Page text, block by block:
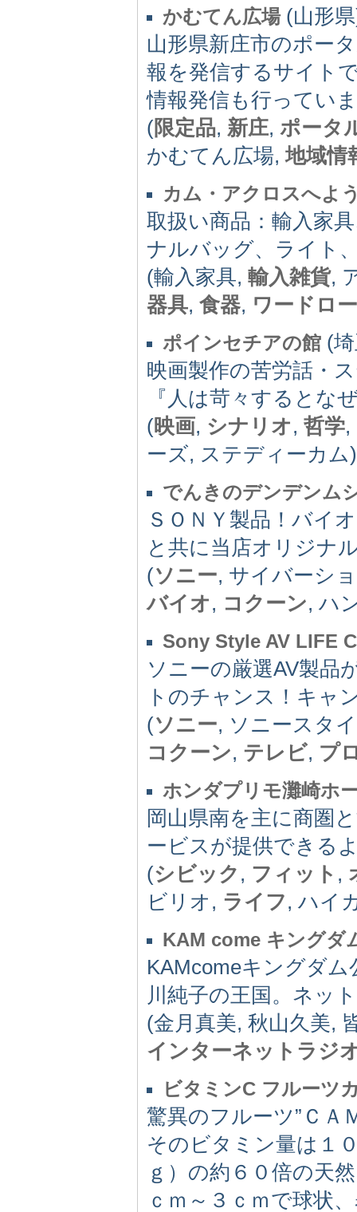
かむてん広場(山形
山形県新庄市のポー
報を発信するサイト
情報発信も行ってい
(限定品, 新庄, ポータ
かむてん広場,地域情
カム・アクロスへよ
取扱い商品：輸入家
ナルバッグ、ライト
(輸入家具, 輸入雑貨,
器具, 食器, ワードロ
ポインセチアの館 (
映画製作の苦労話・
『人は苛々するとな
(映画, シナリオ, 哲学,
ーズ, ステディーカム)
でんきのデンデンム
ＳＯＮＹ製品！バイ
と共に当店オリジナ
(ソニー, サイバーシ
バイオ, コクーン, ハ
Sony Style AV LIFE
ソニーの厳選AV製品
トのチャンス！キャ
(ソニー, ソニースタ
コクーン, テレビ, プ
ホンダプリモ灘崎ホ
岡山県南を主に商圏
ービスが提供できる
(シビック , フィット ,
ビリオ, ライフ, ハイ
KAM come キングダ
KAMcomeキングダ
川純子の王国。ネッ
(金月真美, 秋山久美,
インターネットラジ
ビタミンC フルーツ
驚異のフルーツ”ＣＡ
そのビタミン量は１
ｇ）の約６０倍の天
ｃｍ～３ｃｍで球状